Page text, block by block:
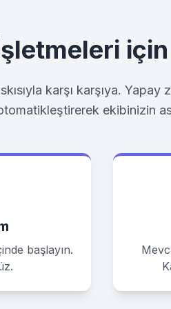
karşı karşıya. Yapay
ekibinizin
başlayın.